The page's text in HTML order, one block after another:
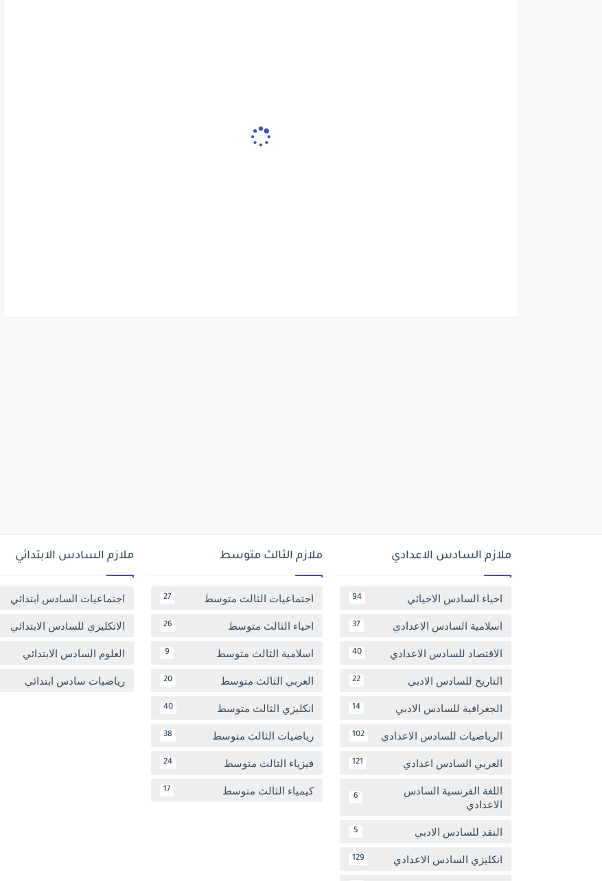
ملازم السادس الاعدادي
احياء السادس الاحيائي 94
اسلامية السادس الاعدادي 37
الاقتصاد للسادس الاعدادي 40
التاريخ للسادس الادبي 22
الجغرافية للسادس الادبي 14
الرياضيات للسادس الاعدادي 102
العربي السادس اعدادي 121
اللغة الفرنسية السادس
الاعدادي
6
النقد للسادس الادبي 5
انكليزي السادس الاعدادي 129
ملازم الثالث متوسط
اجتماعيات الثالث متوسط 27
احياء الثالث متوسط 26
اسلامية الثالث متوسط 9
العربي الثالث متوسط 20
انكليزي الثالث متوسط 40
رياضيات الثالث متوسط 38
فيزياء الثالث متوسط 24
كيمياء الثالث متوسط 17
ملازم السادس الابتدائي
اجتماعيات السادس ابتدائي
الانكليزي للسادس الابتدائي
العلوم السادس الابتدائي
رياضيات سادس ابتدائي